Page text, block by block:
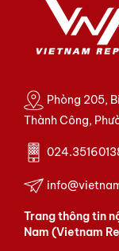
Phòng 205,
Thành Công,
Trang thông tin
Nam (Vietnam